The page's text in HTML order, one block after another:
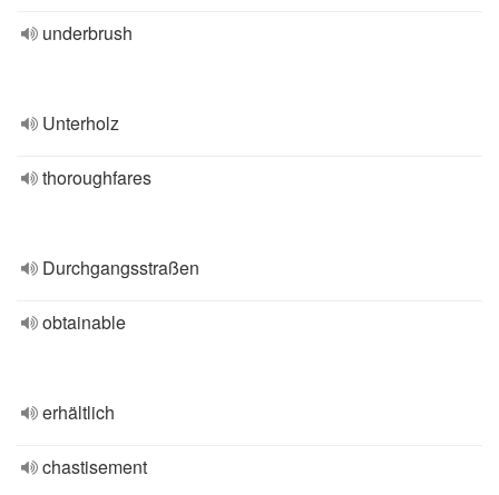
underbrush
Unterholz
thoroughfares
Durchgangsstraßen
obtainable
erhältlich
chastisement